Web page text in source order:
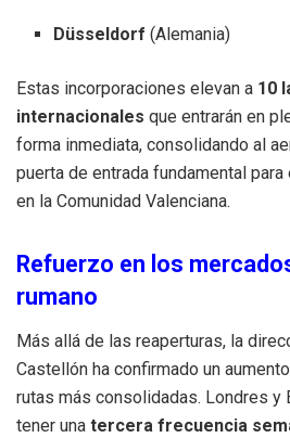
Düsseldorf (Alemania)
Estas incorporaciones elevan a 10
internacionales que entrarán en
forma inmediata, consolidando al
puerta de entrada fundamental
en la Comunidad Valenciana.
Refuerzo en los
rumano
Más allá de las reaperturas, la
Castellón ha confirmado un
rutas más consolidadas. Londres y
tener una tercera frecuencia